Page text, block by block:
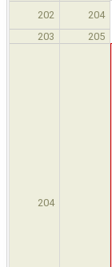
202
204
203 205
204